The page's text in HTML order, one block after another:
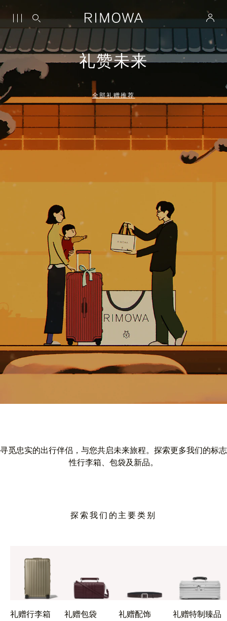
礼赞未来
全部礼赠推荐
寻觅忠实的出行伴侣，与您共启未来旅程。探索更多我们的标志
性行李箱、包袋及新品。
探索我们的主要类别
礼赠行李箱 礼赠包袋 礼赠配饰 礼赠特制臻品